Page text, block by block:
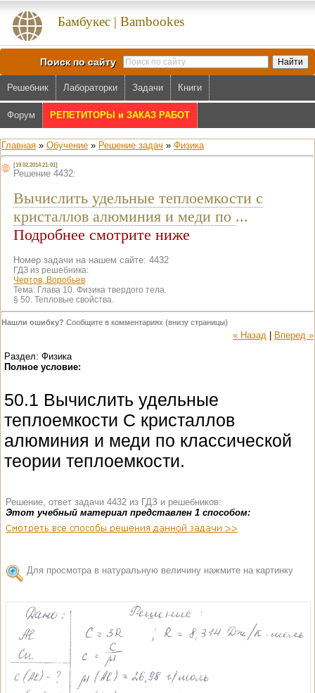
Бамбукес | Bambookes
Поиск по сайту
Решебник Лабораторки Задачи Книги
Форум РЕПЕТИТОРЫ и ЗАКАЗ РАБОТ
Главная » Обучение » Решение задач » Физика
[19.02.2014 21:01]
Решение 4432:
Вычислить удельные теплоемкости c
кристаллов алюминия и меди по ...
Подробнее смотрите ниже
Номер задачи на нашем сайте: 4432
ГДЗ из решебника:
Чертов, Воробьев
Тема: Глава 10. Физика твердого тела.
§ 50. Тепловые свойства.
Нашли ошибку? Сообщите в комментариях (внизу страницы)
« Назад
Вперед »
Раздел: Физика
Полное условие:
50.1 Вычислить удельные
теплоемкости C кристаллов
алюминия и меди по классической
теории теплоемкости.
Решение, ответ задачи 4432 из ГДЗ и решебников:
Этот учебный материал представлен 1 способом:
Для просмотра в натуральную величину нажмите на картинку